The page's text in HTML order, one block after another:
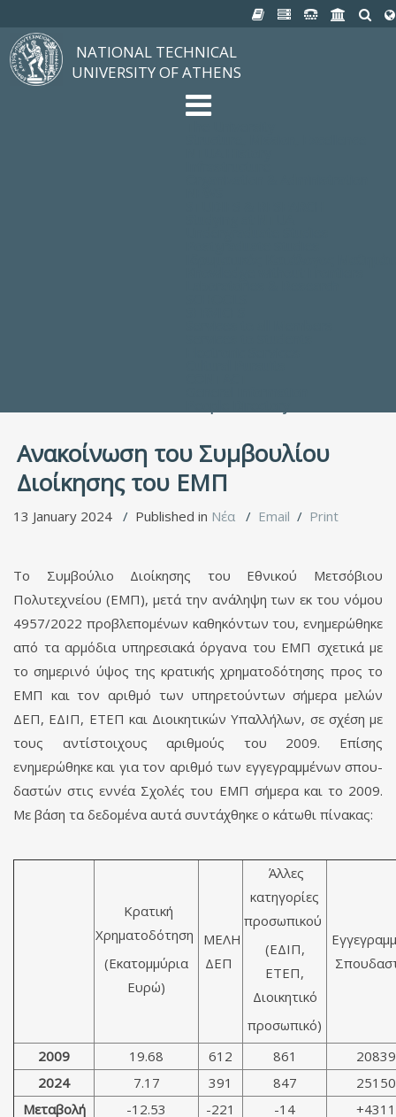
NATIONAL TECHNICAL
UNIVERSITY OF ATHENS
Ανακοίνωση του Συμβουλίου
Διοίκησης του ΕΜΠ
13 January 2024 Published in Νέα Email Print
Το Συμβούλιο Διοίκησης του Εθνικού Μετσόβιου
Πολυτεχνείου (ΕΜΠ), μετά την ανάληψη των εκ του νόμου
4957/2022 προβλεπομένων καθηκόντων του, ενημερώθηκε
από τα αρμόδια υπηρεσιακά όργανα του ΕΜΠ σχετικά με
το σημερινό ύψος της κρατικής χρηματοδότησης προς το
ΕΜΠ και τον αριθμό των υπηρετούντων σήμερα με­λών
ΔΕΠ, ΕΔΙΠ, ΕΤΕΠ και Διοικητικών Υπαλλήλων, σε σχέση με
τους αντίστοι­χους αριθμούς του 2009. Επίσης
ενημερώθηκε και για τον αριθμό των εγγεγραμμένων σπου­
δαστών στις εννέα Σχολές του ΕΜΠ σήμερα και το 2009.
Με βάση τα δεδομένα αυτά συντάχθηκε ο κάτωθι πίνακας:
Κρατική
Χρηματοδότηση
(Εκατομμύρια
Ευρώ)
ΜΕΛΗ
ΔΕΠ
Άλλες
κατηγορίες
προσωπικού
(ΕΔΙΠ,
ΕΤΕΠ,
Διοικητικό
προσωπικό)
2009 19.68 612 861
20839
2024
7.17 391 847
25150
Μεταβολή
-12.53 -221 -14
+4311